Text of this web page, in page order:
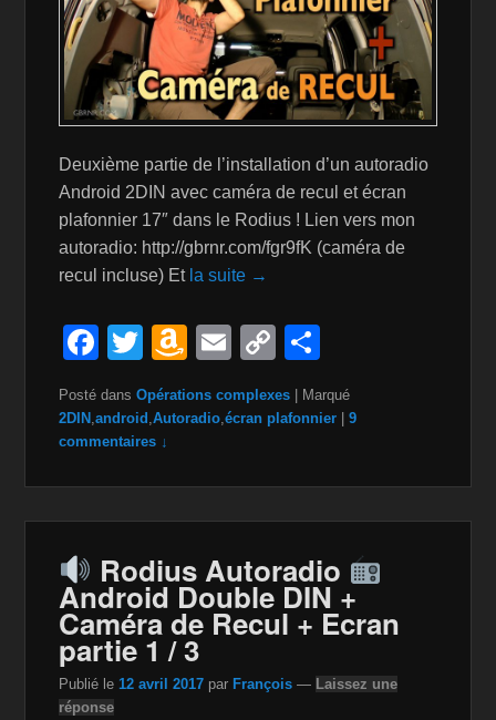
Deuxième partie de l’installation d’un autoradio
Android 2DIN avec caméra de recul et écran
plafonnier 17″ dans le Rodius ! Lien vers mon
autoradio: http://gbrnr.com/fgr9fK (caméra de
recul incluse) Et la suite →
F
c
e
b
o
o
k
T
wi
tt
er
A
a
o
n
W
is
h
Li
st
E
ail
C
p
Li
n
ta
er
Posté dans Opérations complexes
Marqué
2DIN ,android ,Autoradio,écran plafonnier |9
commentaires ↓
Rodius Autoradio
Android Double DIN +
Caméra de Recul + Ecran
partie 1 / 3
Publié le 12 avril 2017 par François — Laissez une
réponse